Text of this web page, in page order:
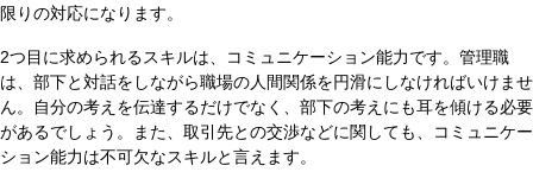
限りの対応になります。
2つ目に求められるスキルは、コミュニケーション能力です。管理職
は、部下と対話をしながら職場の人間関係を円滑にしなければいけませ
ん。自分の考えを伝達するだけでなく、部下の考えにも耳を傾ける必要
があるでしょう。また、取引先との交渉などに関しても、コミュニケー
ション能力は不可欠なスキルと言えます。